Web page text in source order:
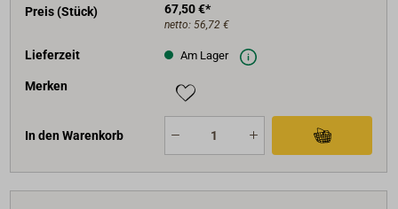
Preis (Stück)
67,50 €*
netto: 56,72 €
Lieferzeit Am Lager
Merken
In den Warenkorb